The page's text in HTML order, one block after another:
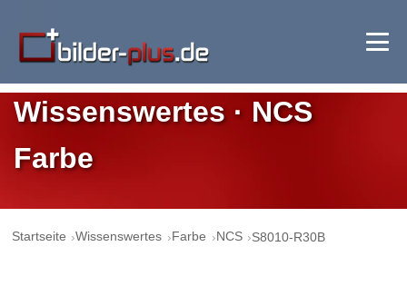
Wissenswertes · NCS
Farbe
Startseite Wissenswertes Farbe NCS S8010-R30B